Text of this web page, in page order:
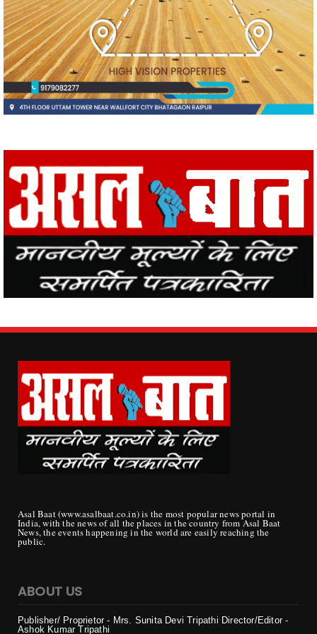
vijay sharma
आबकारी
इंडिया
उस दौरान
एक
एम
एल
कबीरधाम
कवर्ध
कवर्धा
कसडोल
कोंडागांव
ग्छत्तीसगढ़
पाटन
भिलाई
रायगढ़
रायपुर
विचार
विचार मंथन
विचारमंथन
शहर
शहरChhattisgarrh